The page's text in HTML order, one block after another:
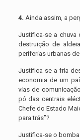
4. Ainda assim, a
Justifica-se a
destruição de
periferias urbanas
Justifica-se a fria
economia de um
vias de
pó das centrais
Chefe do Estado
para trás”?
Justifica-se o